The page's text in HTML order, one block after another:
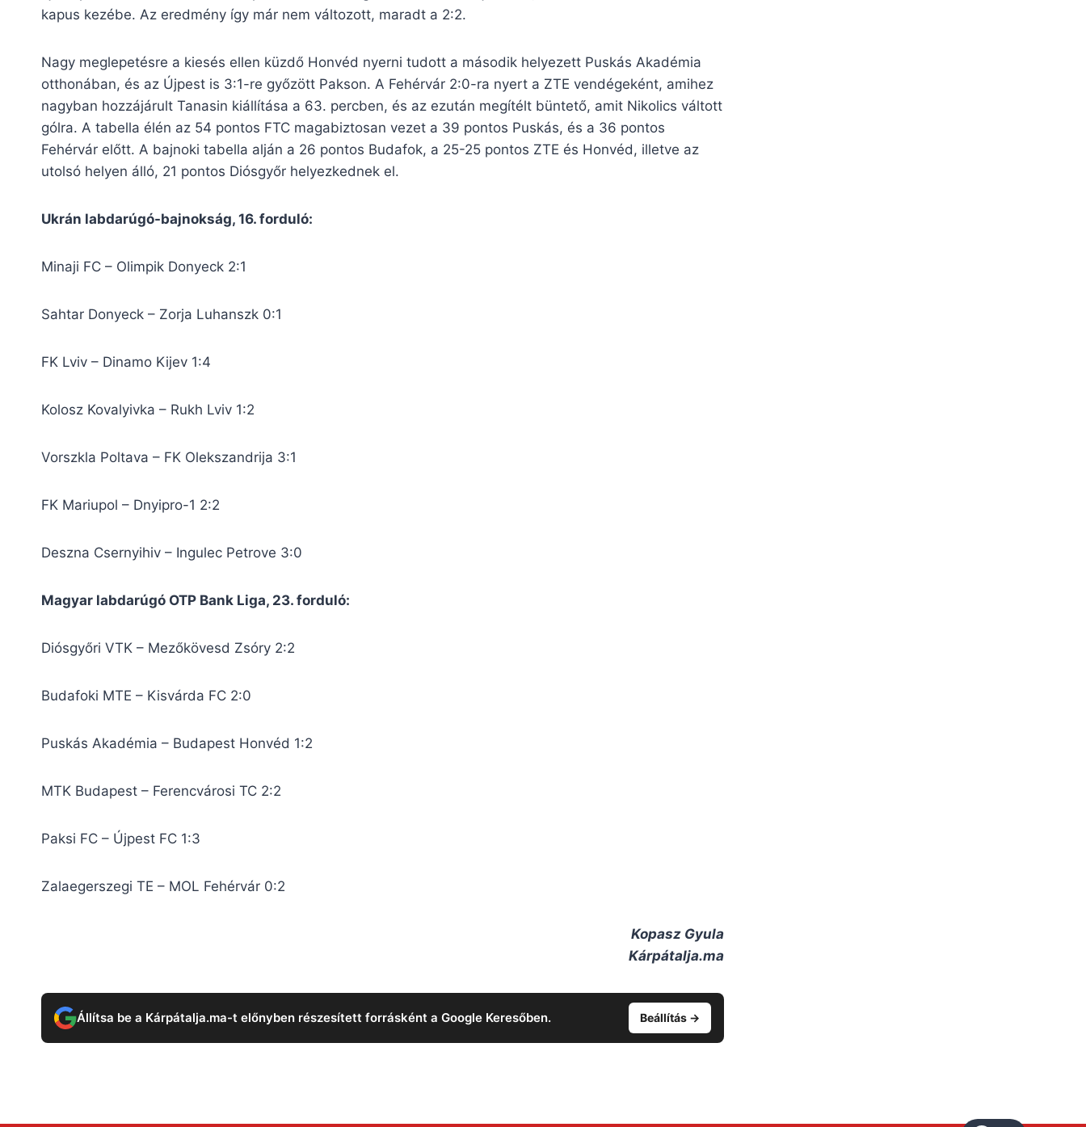
kapus kezébe. Az eredmény így már nem változott, maradt a 2:2.
Nagy meglepetésre a kiesés ellen küzdő Honvéd nyerni tudott a második helyezett Puskás Akadémia
otthonában, és az Újpest is 3:1-re győzött Pakson. A Fehérvár 2:0-ra nyert a ZTE vendégeként, amihez
nagyban hozzájárult Tanasin kiállítása a 63. percben, és az ezután megítélt büntető, amit Nikolics váltott
gólra. A tabella élén az 54 pontos FTC magabiztosan vezet a 39 pontos Puskás, és a 36 pontos
Fehérvár előtt. A bajnoki tabella alján a 26 pontos Budafok, a 25-25 pontos ZTE és Honvéd, illetve az
utolsó helyen álló, 21 pontos Diósgyőr helyezkednek el.
Ukrán labdarúgó-bajnokság, 16. forduló:
Minaji FC – Olimpik Donyeck 2:1
Sahtar Donyeck – Zorja Luhanszk 0:1
FK Lviv – Dinamo Kijev 1:4
Kolosz Kovalyivka – Rukh Lviv 1:2
Vorszkla Poltava – FK Olekszandrija 3:1
FK Mariupol – Dnyipro-1 2:2
Deszna Csernyihiv – Ingulec Petrove 3:0
Magyar labdarúgó OTP Bank Liga, 23. forduló:
Diósgyőri VTK – Mezőkövesd Zsóry 2:2
Budafoki MTE – Kisvárda FC 2:0
Puskás Akadémia – Budapest Honvéd 1:2
MTK Budapest – Ferencvárosi TC 2:2
Paksi FC – Újpest FC 1:3
Zalaegerszegi TE – MOL Fehérvár 0:2
Kopasz Gyula
Kárpátalja.ma
Állítsa be a Kárpátalja.ma-t előnyben részesített forrásként a Google Keresőben. Beállítás →